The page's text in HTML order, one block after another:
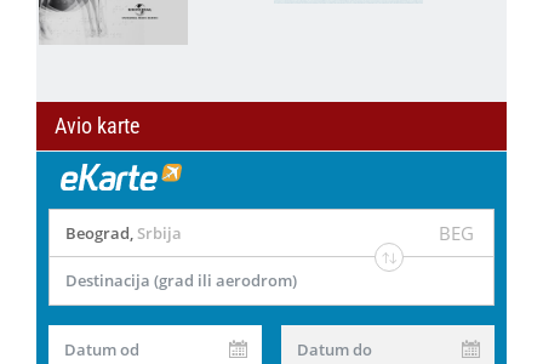
Avio karte
Beograd, Srbija BEG
Destinacija (grad ili aerodrom)
Datum od Datum do